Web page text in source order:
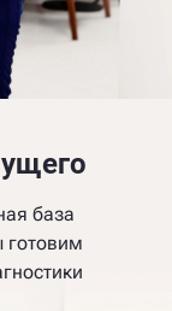
база